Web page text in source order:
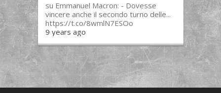
su Emmanuel Macron: - Dovesse
vincere anche il secondo turno delle...
https://t.co/8wmlN7ESOo
9 years ago